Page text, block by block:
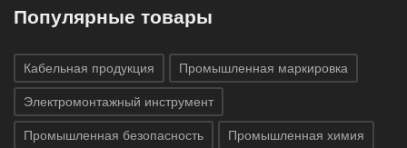
Популярные товары
Кабельная продукция Промышленная маркировка
Электромонтажный инструмент
Промышленная безопасность Промышленная химия